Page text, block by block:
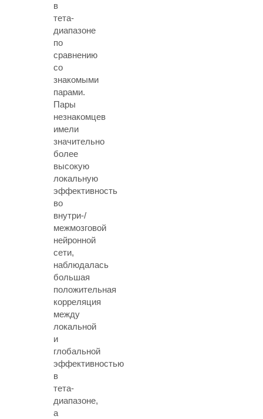
в
тета-
диапазоне
по
сравнению
со
знакомыми
парами.
Пары
незнакомцев
имели
значительно
более
высокую
локальную
эффективность
во
внутри-/
межмозговой
нейронной
сети,
наблюдалась
большая
положительная
корреляция
между
локальной
и
глобальной
эффективностью
в
тета-
диапазоне,
а